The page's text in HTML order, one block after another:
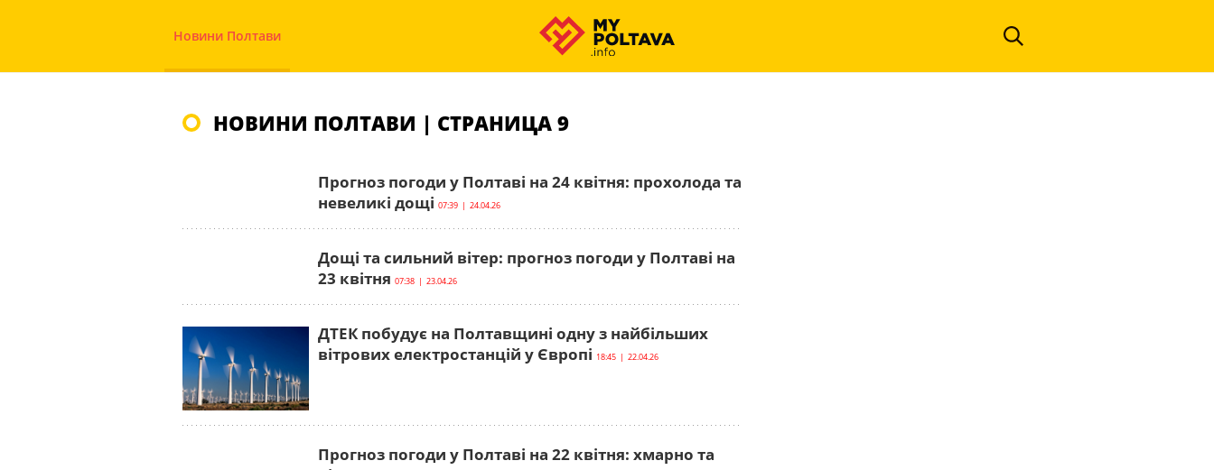
Новини Полтави
НОВИНИ ПОЛТАВИ | СТРАНИЦА 9
Прогноз погоди у Полтаві на 24 квітня: прохолода та
невеликі дощі 07:39 | 24.04.26
Дощі та сильний вітер: прогноз погоди у Полтаві на
23 квітня 07:38 | 23.04.26
ДТЕК побудує на Полтавщині одну з найбільших
вітрових електростанцій у Європі 18:45 | 22.04.26
Прогноз погоди у Полтаві на 22 квітня: хмарно та